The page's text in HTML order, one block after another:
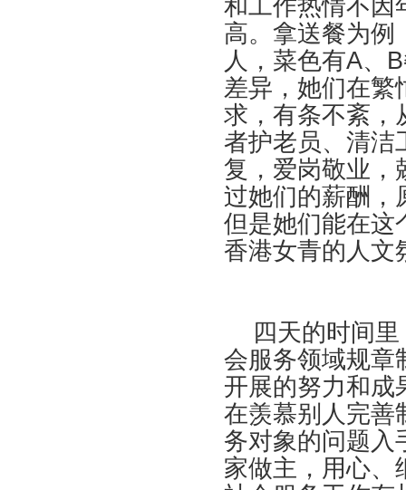
和工作热情不因
高。拿送餐为例
人，菜色有A、
差异，她们在繁
求，有条不紊，
者护老员、清洁
复，爱岗敬业，
过她们的薪酬，
但是她们能在这
香港女青的人文
四天的时间里
会服务领域规章
开展的努力和成
在羡慕别人完善
务对象的问题入
家做主，用心、